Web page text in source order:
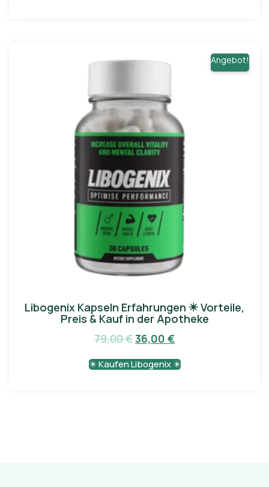
Angebot!
Libogenix Kapseln Erfahrungen ✴️ Vorteile,
Preis & Kauf in der Apotheke
79,00€36,00 €
✴️ Kaufen Libogenix ✴️